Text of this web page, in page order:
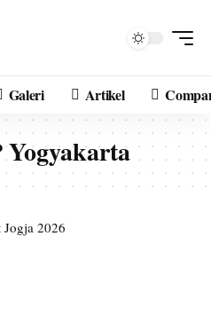
Galeri Artikel
Yogyakarta